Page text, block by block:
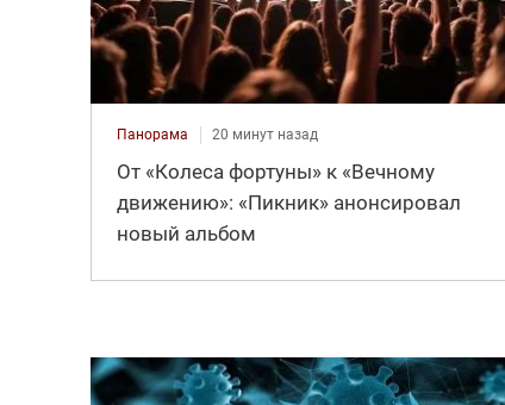
Панорама 20 минут назад
От «Колеса фортуны» к «Вечному
движению»: «Пикник» анонсировал
новый альбом